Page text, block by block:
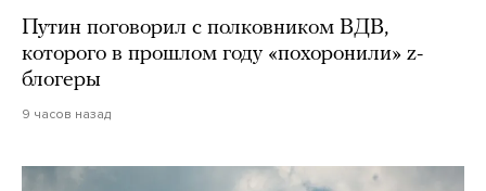
Путин поговорил с полковником ВДВ,
которого в прошлом году «похоронили» z-
блогеры
9 часов назад